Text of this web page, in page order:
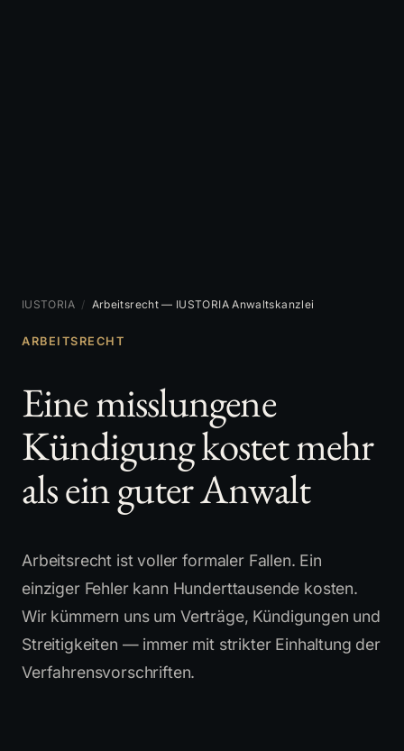
IUSTORIA / Arbeitsrecht — IUSTORIA Anwaltskanzlei
ARBEITSRECHT
Eine misslungene
Kündigung kostet mehr
als ein guter Anwalt
Arbeitsrecht ist voller formaler Fallen. Ein
einziger Fehler kann Hunderttausende kosten.
Wir kümmern uns um Verträge, Kündigungen und
Streitigkeiten — immer mit strikter Einhaltung der
Verfahrensvorschriften.